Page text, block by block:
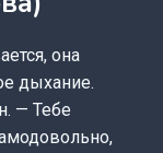
она
дыхание.
— Тебе